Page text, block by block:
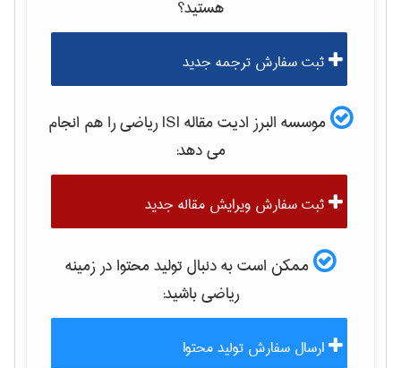
هستید؟
ثبت سفارش ترجمه جدید
موسسه البرز ادیت مقاله ISI رياضیرا هم انجام
می دهد:
ثبت سفارش ویرایش مقاله جدید
ممکن است به دنبال تولید محتوا در زمینه
رياضیباشید:
ارسال سفارش تولید محتوا